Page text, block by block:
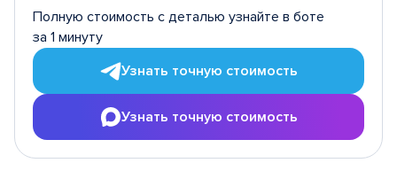
Полную стоимость с деталью узнайте в боте
за 1 минуту
Узнать точную стоимость
Узнать точную стоимость